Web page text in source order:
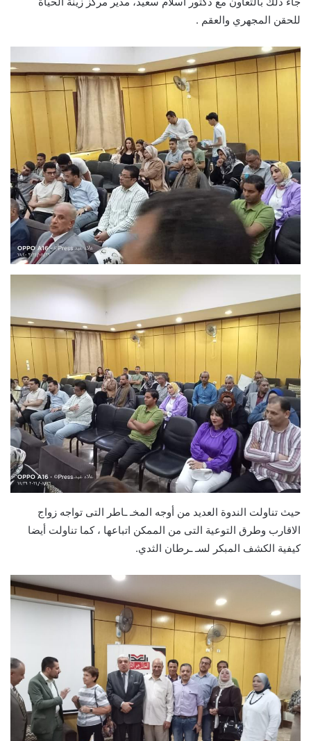
للحقن المجهري والعقم .
حيث تناولت الندوة العديد من أوجه المخـ ـاطر التى تواجه زواج
الاقارب وطرق التوعية التى من الممكن اتباعها ، كما تناولت أيضا
كيفية الكشف المبكر لسـ ـرطان الثدي.